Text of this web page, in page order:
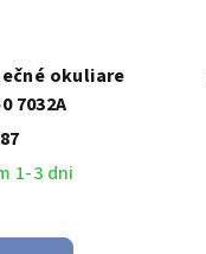
okuliare
7032A
1-3 dni